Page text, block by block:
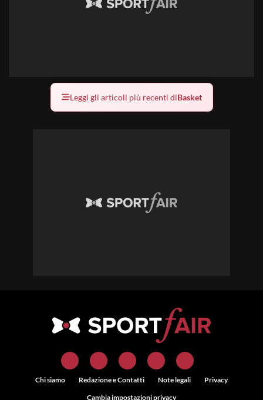
Leggi gli articoli più recenti diBasket
Chi siamo Redazione e Contatti Note legali
Privacy
Cambia impostazioni privacy